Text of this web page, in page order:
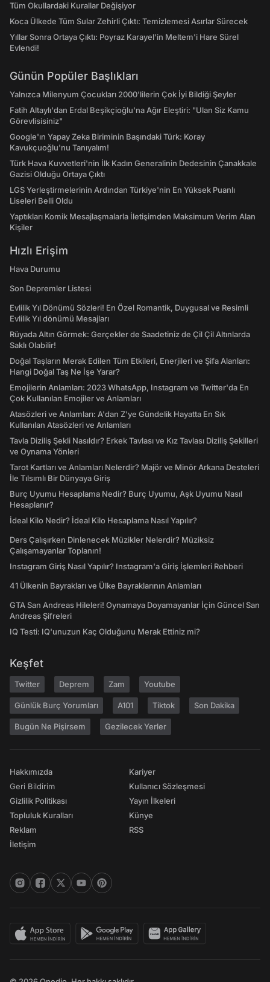
Tüm Okullardaki Kurallar Değişiyor
Koca Ülkede Tüm Sular Zehirli Çıktı: Temizlemesi Asırlar Sürecek
Yıllar Sonra Ortaya Çıktı: Poyraz Karayel'in Meltem'i Hare Sürel
Evlendi!
Günün Popüler Başlıkları
Yalnızca Milenyum Çocukları 2000'lilerin Çok İyi Bildiği Şeyler
Fatih Altaylı'dan Erdal Beşikçioğlu'na Ağır Eleştiri: "Ulan Siz Kamu
Görevlisisiniz"
Google'ın Yapay Zeka Biriminin Başındaki Türk: Koray
Kavukçuoğlu'nu Tanıyalım!
Türk Hava Kuvvetleri'nin İlk Kadın Generalinin Dedesinin Çanakkale
Gazisi Olduğu Ortaya Çıktı
LGS Yerleştirmelerinin Ardından Türkiye'nin En Yüksek Puanlı
Liseleri Belli Oldu
Yaptıkları Komik Mesajlaşmalarla İletişimden Maksimum Verim Alan
Kişiler
Hızlı Erişim
Hava Durumu
Son Depremler Listesi
Evlilik Yıl Dönümü Sözleri! En Özel Romantik, Duygusal ve Resimli
Evlilik Yıl dönümü Mesajları
Rüyada Altın Görmek: Gerçekler de Saadetiniz de Çil Çil Altınlarda
Saklı Olabilir!
Doğal Taşların Merak Edilen Tüm Etkileri, Enerjileri ve Şifa Alanları:
Hangi Doğal Taş Ne İşe Yarar?
Emojilerin Anlamları: 2023 WhatsApp, Instagram ve Twitter'da En
Çok Kullanılan Emojiler ve Anlamları
Atasözleri ve Anlamları: A'dan Z'ye Gündelik Hayatta En Sık
Kullanılan Atasözleri ve Anlamları
Tavla Diziliş Şekli Nasıldır? Erkek Tavlası ve Kız Tavlası Diziliş Şekilleri
ve Oynama Yönleri
Tarot Kartları ve Anlamları Nelerdir? Majör ve Minör Arkana Desteleri
İle Tılsımlı Bir Dünyaya Giriş
Burç Uyumu Hesaplama Nedir? Burç Uyumu, Aşk Uyumu Nasıl
Hesaplanır?
İdeal Kilo Nedir? İdeal Kilo Hesaplama Nasıl Yapılır?
Ders Çalışırken Dinlenecek Müzikler Nelerdir? Müziksiz
Çalışamayanlar Toplanın!
Instagram Giriş Nasıl Yapılır? Instagram'a Giriş İşlemleri Rehberi
41 Ülkenin Bayrakları ve Ülke Bayraklarının Anlamları
GTA San Andreas Hileleri! Oynamaya Doyamayanlar İçin Güncel San
Andreas Şifreleri
IQ Testi: IQ'unuzun Kaç Olduğunu Merak Ettiniz mi?
Keşfet
Twitter Deprem Zam Youtube
Günlük Burç Yorumları A101 Tiktok Son Dakika
Bugün Ne Pişirsem Gezilecek Yerler
Hakkımızda
Geri Bildirim
Gizlilik Politikası
Topluluk Kuralları
Reklam
İletişim
Kariyer
Kullanıcı Sözleşmesi
Yayın İlkeleri
Künye
RSS